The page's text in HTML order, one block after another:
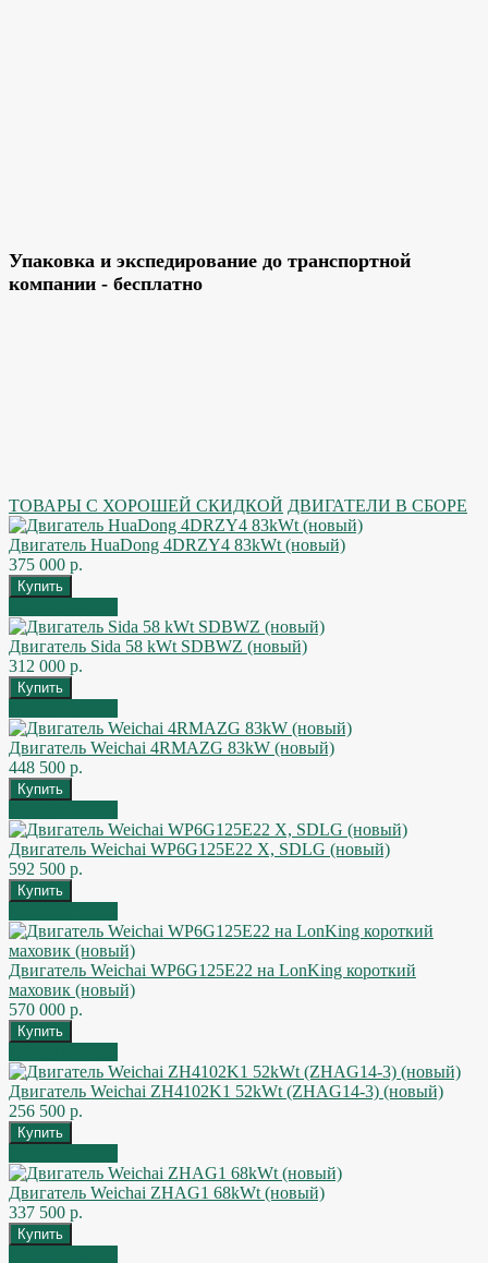
Упаковка и экспедирование до транспортной
компании - бесплатно
ТОВАРЫ С ХОРОШЕЙ СКИДКОЙ ДВИГАТЕЛИ В СБОРЕ
Двигатель HuaDong 4DRZY4 83kWt (новый)
375 000 р.
Двигатель Sida 58 kWt SDBWZ (новый)
312 000 р.
Двигатель Weichai 4RMAZG 83kW (новый)
448 500 р.
Двигатель Weichai WP6G125E22 X, SDLG (новый)
592 500 р.
Двигатель Weichai WP6G125E22 на LonKing короткий
маховик (новый)
570 000 р.
Двигатель Weichai ZH4102K1 52kWt (ZHAG14-3) (новый)
256 500 р.
Двигатель Weichai ZHAG1 68kWt (новый)
337 500 р.